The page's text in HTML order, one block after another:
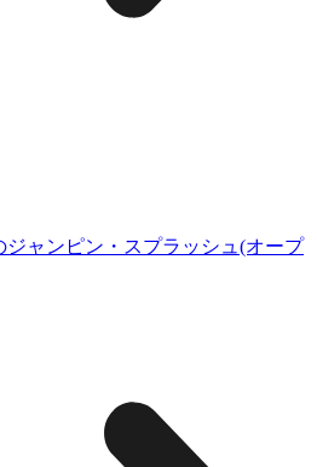
ジャンピン・スプラッシュ(オープ